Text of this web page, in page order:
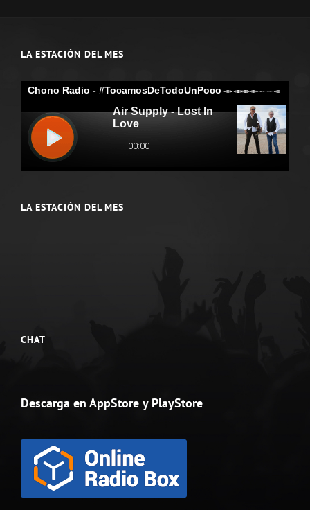
LA ESTACIÓN DEL MES
LA ESTACIÓN DEL MES
CHAT
Descarga en AppStore y PlayStore